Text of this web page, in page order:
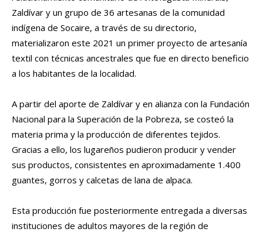
Zaldívar y un grupo de 36 artesanas de la comunidad
indígena de Socaire, a través de su directorio,
materializaron este 2021 un primer proyecto de artesanía
textil con técnicas ancestrales que fue en directo beneficio
a los habitantes de la localidad.
A partir del aporte de Zaldívar y en alianza con la Fundación
Nacional para la Superación de la Pobreza, se costeó la
materia prima y la producción de diferentes tejidos.
Gracias a ello, los lugareños pudieron producir y vender
sus productos, consistentes en aproximadamente 1.400
guantes, gorros y calcetas de lana de alpaca.
Esta producción fue posteriormente entregada a diversas
instituciones de adultos mayores de la región de